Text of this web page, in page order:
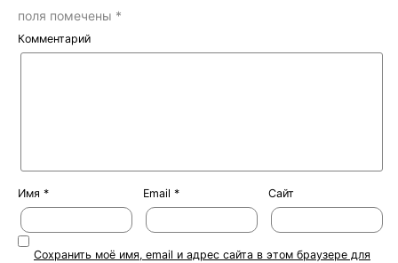
поля помечены *
Комментарий
Имя * Email * Сайт
Сохранить моё имя, email и адрес сайта в этом браузере для